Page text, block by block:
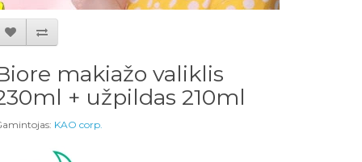
makiažo valiklis
+ užpildas 210ml
KAO corp.